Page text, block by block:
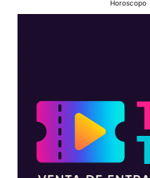
Horoscopo